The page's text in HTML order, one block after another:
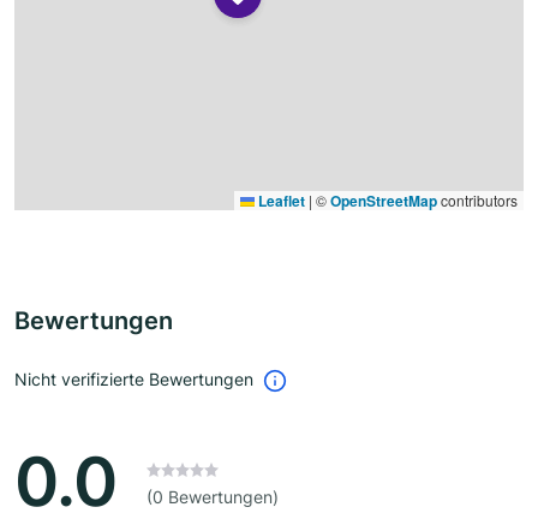
Leaflet | ©OpenStreetMapcontributors
Bewertungen
Nicht verifizierte Bewertungen
0.0 (0 Bewertungen)